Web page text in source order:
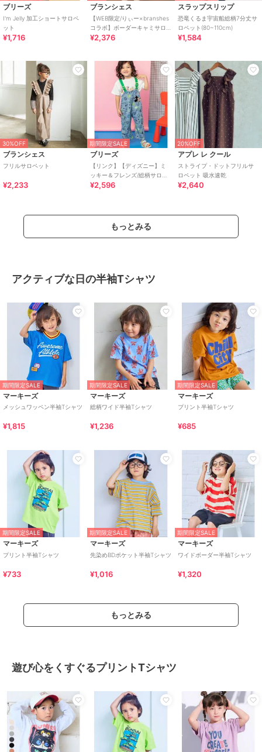
ブリーズ
I'm Jelly 加工ショートサロペ
ット
¥1,716
ブランシェス
【WEB限定/りぃー×branshes
コラボ】ボーダーキャミサロ
ペット
¥2,376
スラップスリップ
恐竜くるま宇宙船総柄7分丈サ
ロペット(80~110cm)
¥1,584
30%OFF
ブランシェス
フリルサロペット
¥2,233
期間限定SALE
ブリーズ
【リンク】【ディズニー】ミ
ッキー＆フレンズ/総柄サロペ
ット
¥2,596
20%OFF
アプレ レ クール
ストライプ・ドットフリルサ
ロペット 吸水速乾
¥2,640
もっとみる
アクティブな日の半袖Tシャツ
期間限定SALE
マーキーズ
メッシュワッペン半袖Tシャツ
¥1,815
期間限定SALE
マーキーズ
総柄ワイド半袖Tシャツ
¥1,236
期間限定SALE
マーキーズ
プリント半袖Tシャツ
¥685
期間限定SALE
マーキーズ
プリント半袖Tシャツ
¥733
期間限定SALE
マーキーズ
先染めBDポケット半袖Tシャツ
¥1,016
期間限定SALE
マーキーズ
ワイドボーダー半袖Tシャツ
¥1,320
もっとみる
遊び心をくすぐるプリントTシャツ